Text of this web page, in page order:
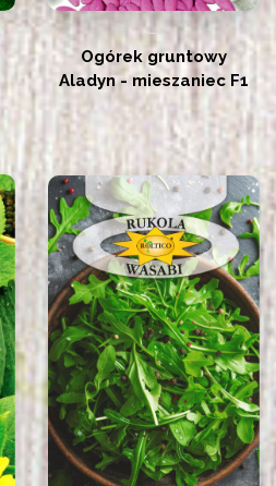
Ogórek gruntowy
Aladyn - mieszaniec F1